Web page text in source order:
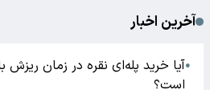
آخرین اخبار
●آیا خرید پله‌ای نقره در زمان ریزش
است؟